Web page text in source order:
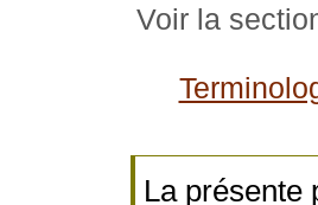
Voir la
La présente